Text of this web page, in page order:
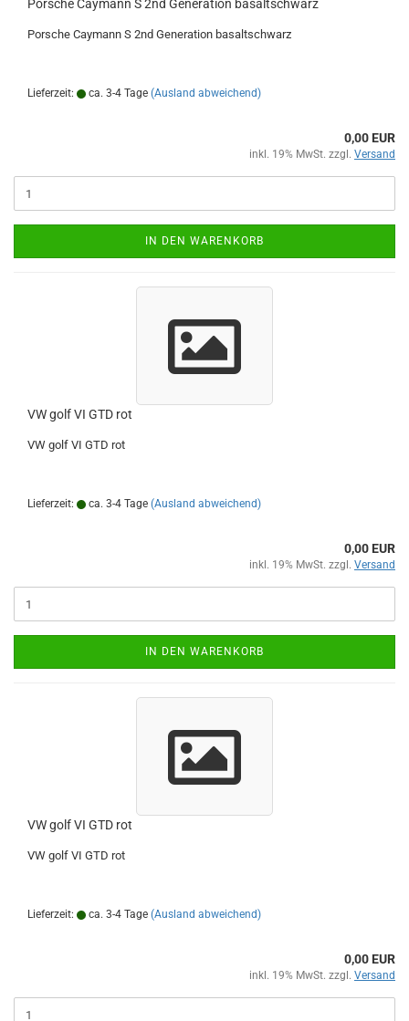
Porsche Caymann S 2nd Generation basaltschwarz
Porsche Caymann S 2nd Generation basaltschwarz
Lieferzeit: ca. 3-4 Tage (Ausland abweichend)
0,00 EUR
inkl. 19% MwSt. zzgl. Versand
IN DEN WARENKORB
VW golf VI GTD rot
VW golf VI GTD rot
Lieferzeit: ca. 3-4 Tage (Ausland abweichend)
0,00 EUR
inkl. 19% MwSt. zzgl. Versand
IN DEN WARENKORB
VW golf VI GTD rot
VW golf VI GTD rot
Lieferzeit: ca. 3-4 Tage (Ausland abweichend)
0,00 EUR
inkl. 19% MwSt. zzgl. Versand